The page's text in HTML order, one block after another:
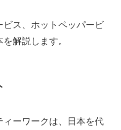
ス、ホットペッパービ
解説します。
ーワークは、日本を代